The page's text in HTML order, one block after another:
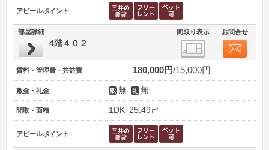
アピールポイント
部屋詳細 間取り表示 お問合せ
4階４０２
賃料・管理費・共益費 180,000円 15,000円
敷金・礼金 無 無
間取・面積 1DK 25.49㎡
アピールポイント